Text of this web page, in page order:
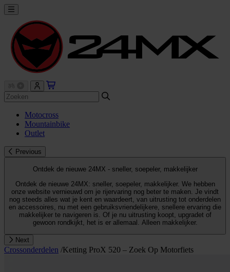
Motocross
Mountainbike
Outlet
Previous
Ontdek de nieuwe 24MX - sneller, soepeler, makkelijker
Ontdek de nieuwe 24MX: sneller, soepeler, makkelijker. We hebben
onze website vernieuwd om je rijervaring nog beter te maken. Je vindt
nog steeds alles wat je kent en waardeert, van uitrusting tot onderdelen
en accessoires, nu met een gebruiksvriendelijkere, snellere ervaring die
makkelijker te navigeren is. Of je nu uitrusting koopt, upgradet of
gewoon rondkijkt, het is er allemaal. Alleen makkelijker.
Next
Crossonderdelen /Ketting ProX 520 – Zoek Op Motorfiets